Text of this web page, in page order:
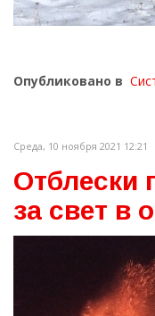
Опубликовано в
Среда, 10 ноября 2021 12:21
Отблески
за свет в